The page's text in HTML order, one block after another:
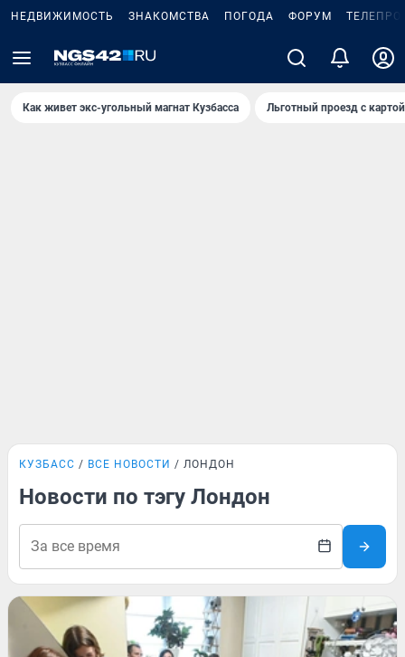
НЕДВИЖИМОСТЬ ЗНАКОМСТВА ПОГОДА ФОРУМ
Как живет экс-угольный магнат Кузбасса Льготный проезд с
КУЗБАСС ВСЕ НОВОСТИ ЛОНДОН
Новости по тэгу Лондон